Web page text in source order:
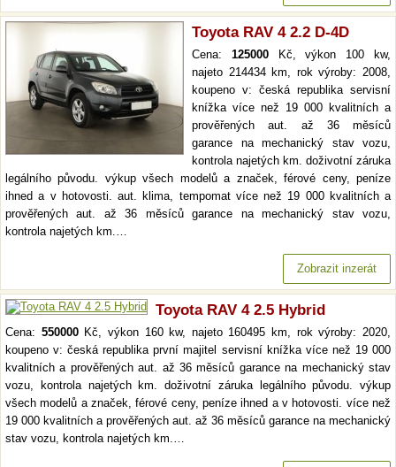
Toyota RAV 4 2.2 D-4D
Cena: 125000Kč, výkon 100 kw,
najeto 214434 km, rok výroby: 2008,
koupeno v: česká republika servisní
knížka více než 19 000 kvalitních a
prověřených aut. až 36 měsíců
garance na mechanický stav vozu,
kontrola najetých km. doživotní záruka
legálního původu. výkup všech modelů a značek, férové ceny, peníze
ihned a v hotovosti. aut. klima, tempomat více než 19 000 kvalitních a
prověřených aut. až 36 měsíců garance na mechanický stav vozu,
kontrola najetých km.…
Zobrazit inzerát
Toyota RAV 4 2.5 Hybrid
Cena: 550000Kč, výkon 160 kw, najeto 160495 km, rok výroby: 2020,
koupeno v: česká republika první majitel servisní knížka více než 19 000
kvalitních a prověřených aut. až 36 měsíců garance na mechanický stav
vozu, kontrola najetých km. doživotní záruka legálního původu. výkup
všech modelů a značek, férové ceny, peníze ihned a v hotovosti. více než
19 000 kvalitních a prověřených aut. až 36 měsíců garance na mechanický
stav vozu, kontrola najetých km.…